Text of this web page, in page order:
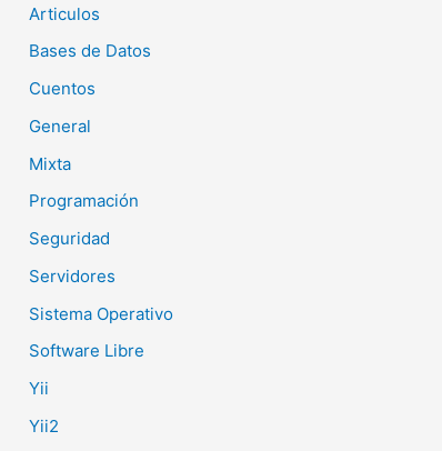
Articulos
Bases de Datos
Cuentos
General
Mixta
Programación
Seguridad
Servidores
Sistema Operativo
Software Libre
Yii
Yii2